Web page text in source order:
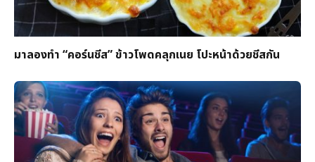
มาลองทำ “คอร์นชีส” ข้าวโพดคลุกเนย โปะหน้าด้วยชีสกัน